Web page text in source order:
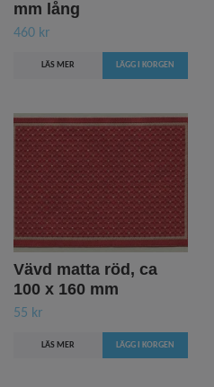
mm lång
460 kr
LÄS MER
Vävd matta röd, ca
100 x 160 mm
55 kr
LÄS MER